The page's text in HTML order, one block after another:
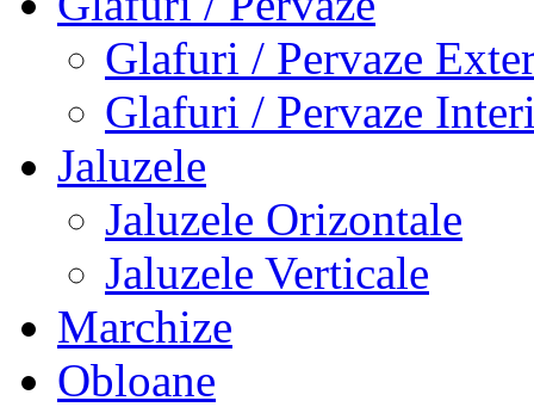
Glafuri / Pervaze
Glafuri / Pervaze
Jaluzele
Jaluzele Orizontale
Jaluzele Verticale
Marchize
Obloane